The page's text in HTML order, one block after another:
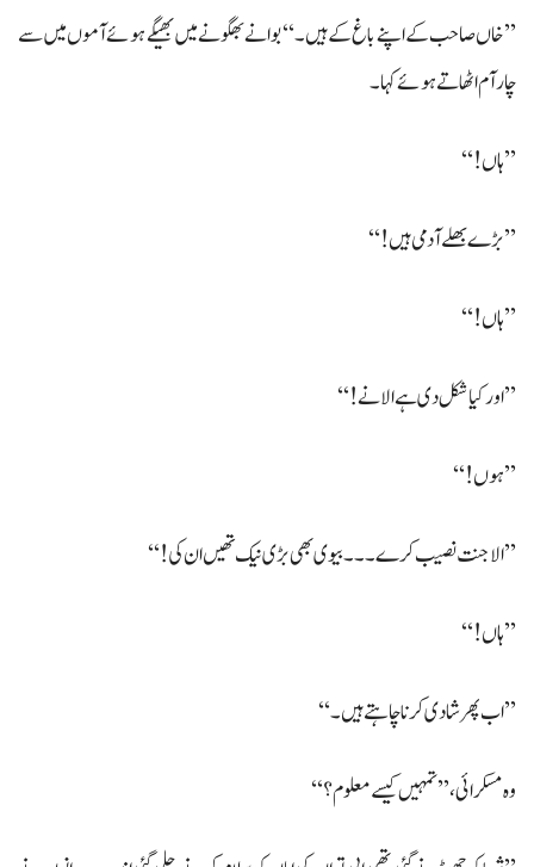
’’خاں صاحب کے اپنے باغ کے ہیں۔‘‘ بوا نے بھگونے میں بھیگے ہوئے آموں میں سے
چار آم اٹھاتے ہوئے کہا۔
’’ہاں!‘‘
’’بڑے بھلے آدمی ہیں!‘‘
’’ہاں!‘‘
’’اور کیا شکل دی ہے الا نے!‘‘
’’ہوں!‘‘
’’الا جنت نصیب کرے۔۔۔ بیوی بھی بڑی نیک تھیں ان کی!‘‘
’’ہاں!‘‘
’’اب پھر شادی کرنا چاہتے ہیں۔‘‘
وہ مسکرائی، ’’تمہیں کیسے معلوم؟‘‘